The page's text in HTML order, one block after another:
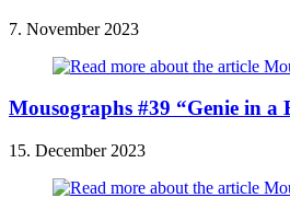
7. November 2023
Mousographs #39 “Genie in a
15. December 2023